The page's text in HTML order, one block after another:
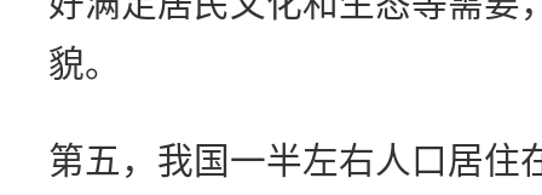
貌。
第五，我国一半左右人口居住